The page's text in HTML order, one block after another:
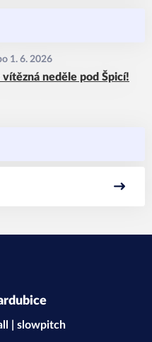
1. 6. 2026
neděle pod Špicí!
| slowpitch